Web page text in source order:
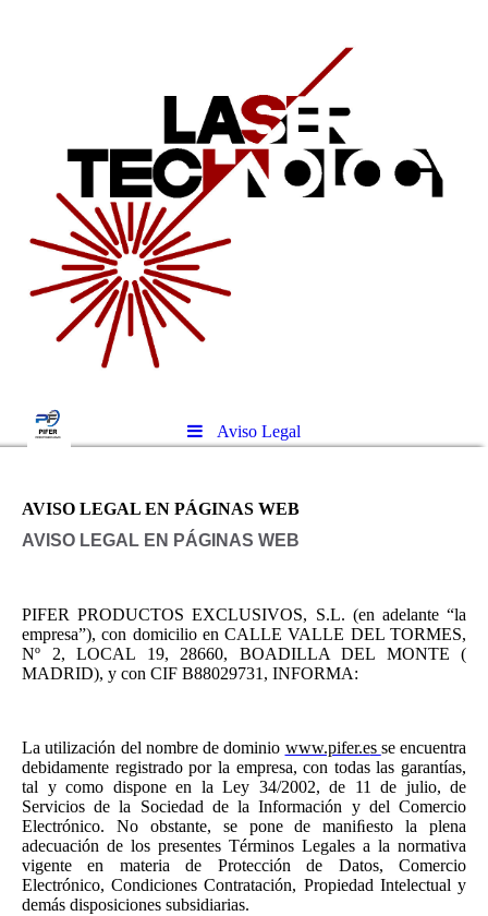
Aviso Legal
AVISO LEGAL EN PÁGINAS WEB
AVISO LEGAL EN PÁGINAS WEB
PIFER PRODUCTOS EXCLUSIVOS, S.L. (en adelante “la
empresa”), con domicilio en CALLE VALLE DEL TORMES,
Nº 2, LOCAL 19, 28660, BOADILLA DEL MONTE (
MADRID), y con CIF B88029731, INFORMA:
La utilización del nombre de dominio www.pifer.es se encuentra
debidamente registrado por la empresa, con todas las garantías,
tal y como dispone en la Ley 34/2002, de 11 de julio, de
Servicios de la Sociedad de la Información y del Comercio
Electrónico. No obstante, se pone de maniﬁesto la plena
adecuación de los presentes Términos Legales a la normativa
vigente en materia de Protección de Datos, Comercio
Electrónico, Condiciones Contratación, Propiedad Intelectual y
demás disposiciones subsidiarias.